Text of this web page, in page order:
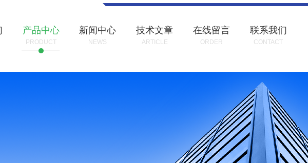
产品中心
PRODUCT
新闻中心
NEWS
技术文章
ARTICLE
在线留言
ORDER
联系我们
CONTACT